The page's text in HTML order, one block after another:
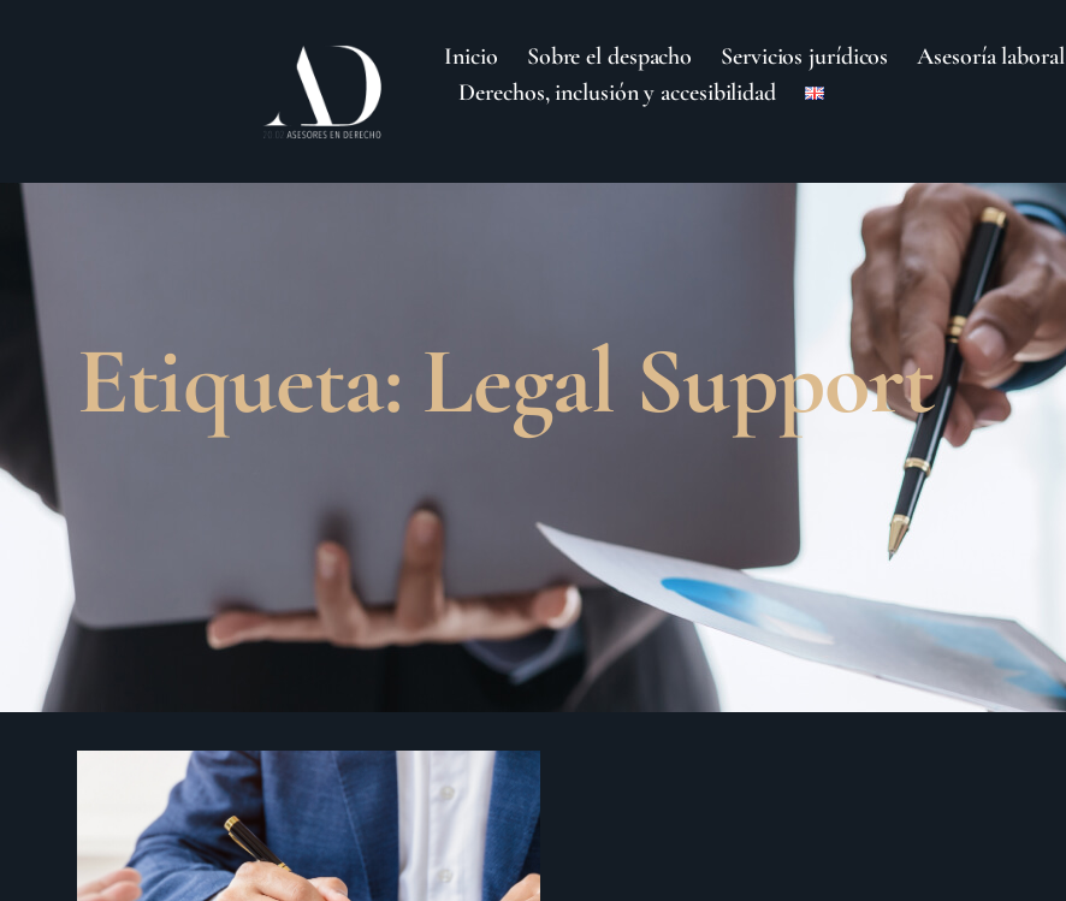
Inicio Sobre el despacho Servicios jurídicos
Asesoría laboral
Derechos, inclusión y accesibilidad
Etiqueta: Legal Support